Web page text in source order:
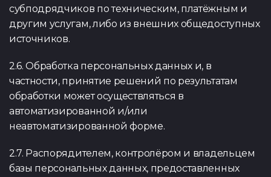
субподрядчиков по техническим, платёжным и
другим услугам, либо из внешних общедоступных
источников.
2.6. Обработка персональных данных и, в
частности, принятие решений по результатам
обработки может осуществляться в
автоматизированной и/или
неавтоматизированной форме.
2.7. Распорядителем, контролёром и владельцем
базы персональных данных, предоставленных